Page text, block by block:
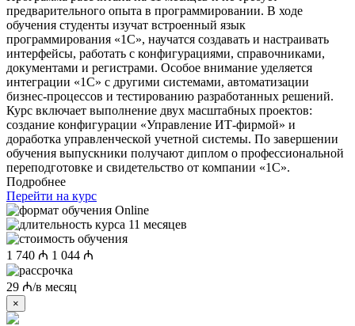
предварительного опыта в программировании. В ходе
обучения студенты изучат встроенный язык
программирования «1С», научатся создавать и настраивать
интерфейсы, работать с конфигурациями, справочниками,
документами и регистрами. Особое внимание уделяется
интеграции «1С» с другими системами, автоматизации
бизнес-процессов и тестированию разработанных решений.
Курс включает выполнение двух масштабных проектов:
создание конфигурации «Управление ИТ-фирмой» и
доработка управленческой учетной системы. По завершении
обучения выпускники получают диплом о профессиональной
переподготовке и свидетельство от компании «1С».
Подробнее
Перейти на курс
Online
11 месяцев
1 740 ₼ 1 044 ₼
29 ₼/в месяц
×